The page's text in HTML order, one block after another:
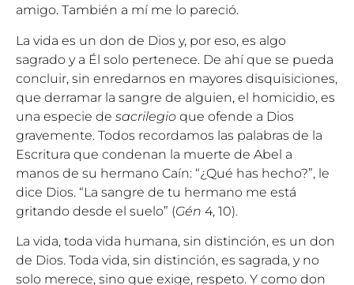
amigo. También a mí me lo pareció.
La vida es un don de Dios y, por eso, es algo
sagrado y a Él solo pertenece. De ahí que se pueda
concluir, sin enredarnos en mayores disquisiciones,
que derramar la sangre de alguien, el homicidio, es
una especie de sacrilegio que ofende a Dios
gravemente. Todos recordamos las palabras de la
Escritura que condenan la muerte de Abel a
manos de su hermano Caín: “¿Qué has hecho?”, le
dice Dios. “La sangre de tu hermano me está
gritando desde el suelo” (Gén 4, 10).
La vida, toda vida humana, sin distinción, es un don
de Dios. Toda vida, sin distinción, es sagrada, y no
solo merece, sino que exige, respeto. Y como don